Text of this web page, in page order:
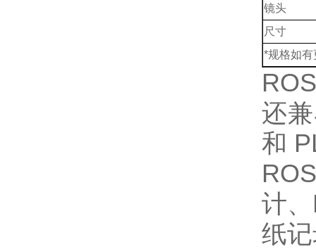
镜头
尺寸
*规格如
还
和
计
纸